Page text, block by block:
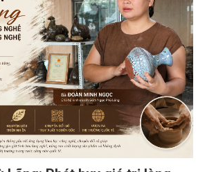
Bộ Nông nghiệp và Môi trường,
học, Sở Nông nghiệp và Môi
và đại diện các cơ quan đơn vị
tỉnh miền núi phía Bắc.